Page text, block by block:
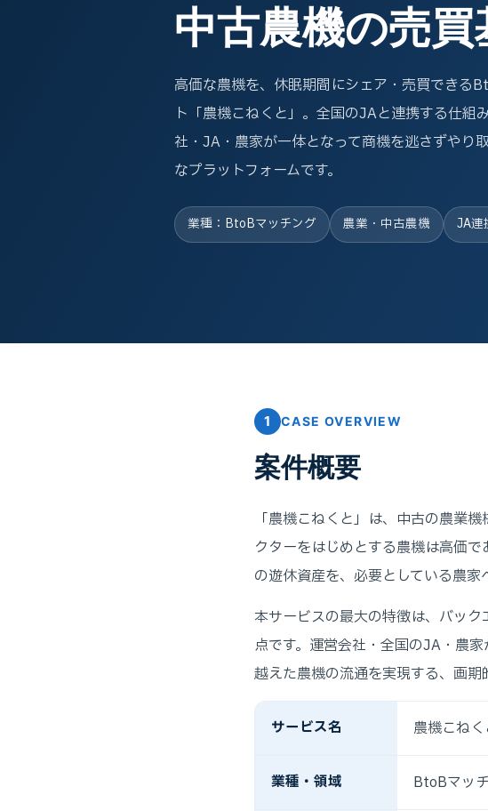
中古農機の売買
高価な農機を、休眠期間にシェア・売買できる
ト「農機こねくと」。全国のJAと連携する仕組
社・JA・農家が一体となって商機を逃さずやり
なプラットフォームです。
業種：BtoBマッチング 農業・中古農機 JA連
1 CASE OVERVIEW
案件概要
「農機こねくと」は、中古の農業
クターをはじめとする農機は高価
の遊休資産を、必要としている農家
本サービスの最大の特徴は、バッ
点です。運営会社・全国のJA・農
越えた農機の流通を実現する、画期
サービス名 農機こねく
業種・領域 BtoBマッ